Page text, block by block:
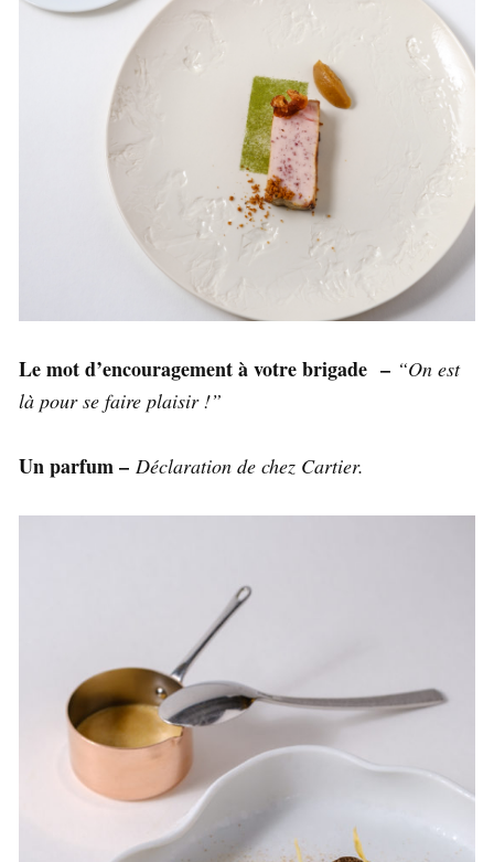
Le mot d’encouragement à votre brigade – “On est
là pour se faire plaisir !”
Un parfum – Déclaration de chez Cartier.